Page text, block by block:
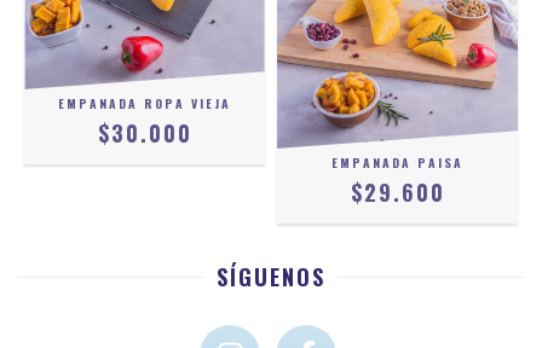
EMPANADA ROPA VIEJA
$30.000
EMPANADA PAISA
$29.600
SÍGUENOS